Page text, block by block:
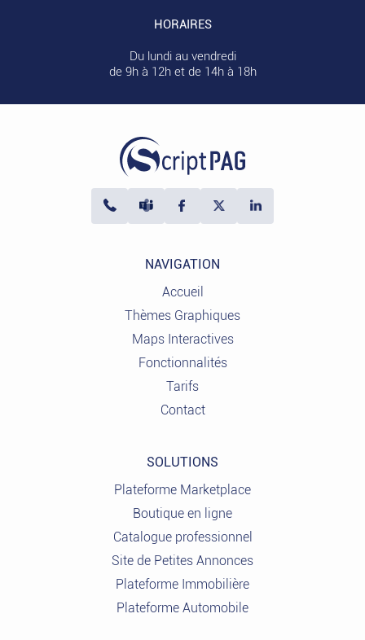
HORAIRES
Du lundi au vendredi
de 9h à 12h et de 14h à 18h
NAVIGATION
Accueil
Thèmes Graphiques
Maps Interactives
Fonctionnalités
Tarifs
Contact
SOLUTIONS
Plateforme Marketplace
Boutique en ligne
Catalogue professionnel
Site de Petites Annonces
Plateforme Immobilière
Plateforme Automobile